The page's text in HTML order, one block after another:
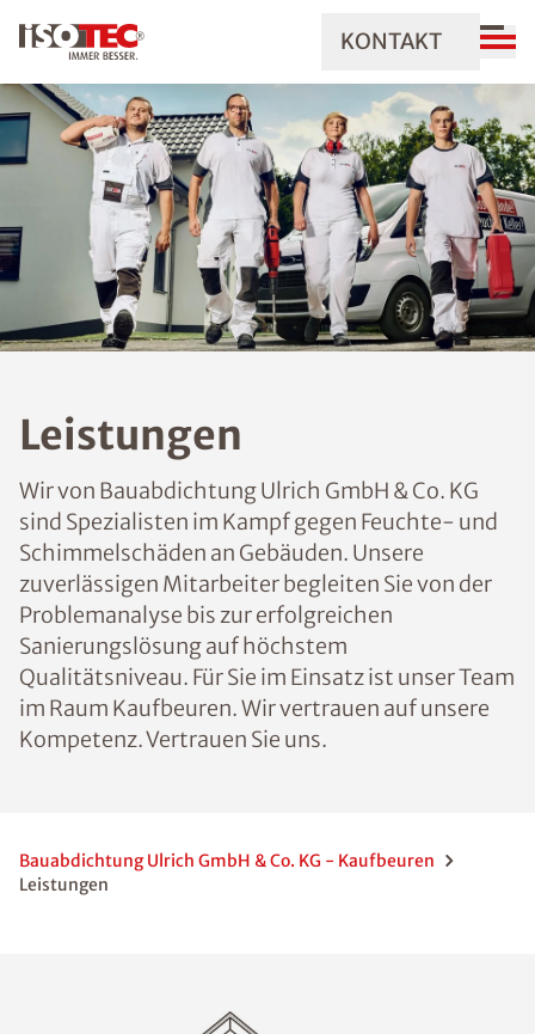
KONTAKT
Leistungen
Wir von Bauabdichtung Ulrich GmbH & Co. KG
sind Spezialisten im Kampf gegen Feuchte- und
Schimmelschäden an Gebäuden. Unsere
zuverlässigen Mitarbeiter begleiten Sie von der
Problemanalyse bis zur erfolgreichen
Sanierungslösung auf höchstem
Qualitätsniveau. Für Sie im Einsatz ist unser Team
im Raum Kaufbeuren. Wir vertrauen auf unsere
Kompetenz. Vertrauen Sie uns.
Bauabdichtung Ulrich GmbH & Co. KG - Kaufbeuren
Leistungen